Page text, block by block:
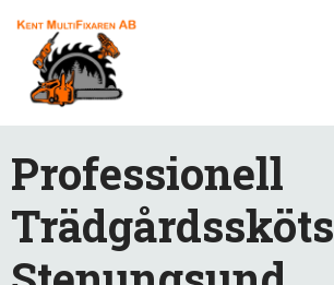
Professionell